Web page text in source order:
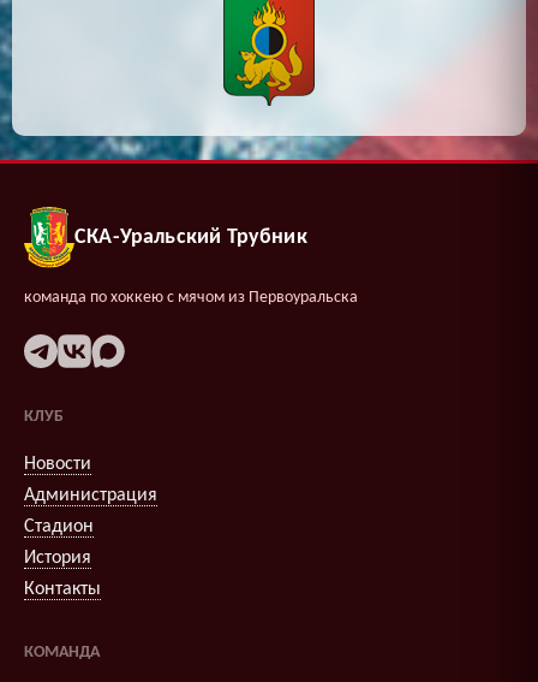
СКА-Уральский Трубник
команда по хоккею с мячом из Первоуральска
КЛУБ
Новости
Администрация
Стадион
История
Контакты
КОМАНДА